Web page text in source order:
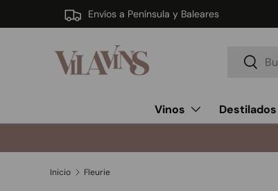
Ir al contenido
Envíos a Península y Baleares
Buscar
Buscar
Vinos Destilados
Inicio Fleurie